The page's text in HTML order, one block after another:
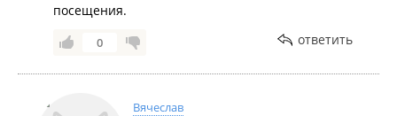
посещения.
0 ответить
Вячеслав